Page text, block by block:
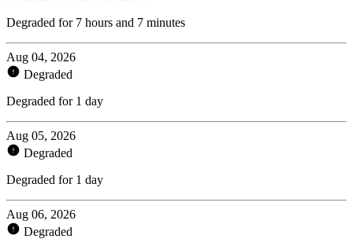
Degraded for 7 hours and 7 minutes
Aug 04, 2026
Degraded
Degraded for 1 day
Aug 05, 2026
Degraded
Degraded for 1 day
Aug 06, 2026
Degraded